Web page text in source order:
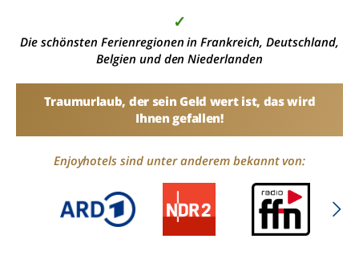
✓
Die schönsten Ferienregionen in Frankreich, Deutschland,
Belgien und den Niederlanden
Traumurlaub, der sein Geld wert ist, das wird
Ihnen gefallen!
Enjoyhotels sind unter anderem bekannt von: